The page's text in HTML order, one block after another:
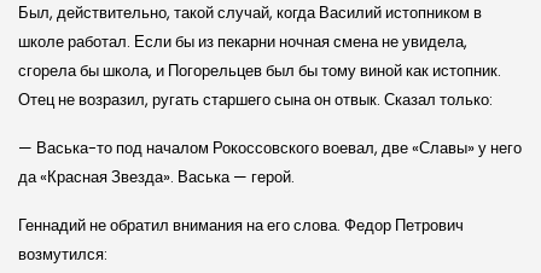
Был, действительно, такой случай, когда Василий истопником в
школе работал. Если бы из пекарни ночная смена не увидела,
сгорела бы школа, и Погорельцев был бы тому виной как истопник.
Отец не возразил, ругать старшего сына он отвык. Сказал только:
— Васька-то под началом Рокоссовского воевал, две «Славы» у него
да «Красная Звезда». Васька — герой.
Геннадий не обратил внимания на его слова. Федор Петрович
возмутился: